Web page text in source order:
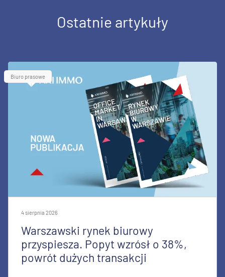
Ostatnie artykuły
Biuro prasowe
4 sierpnia 2026
Warszawski rynek biurowy
przyspiesza. Popyt wzrósł o 38%,
powrót dużych transakcji